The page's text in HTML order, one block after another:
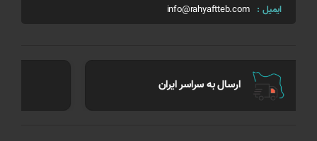
ایمیل : info@rahyaftteb.com